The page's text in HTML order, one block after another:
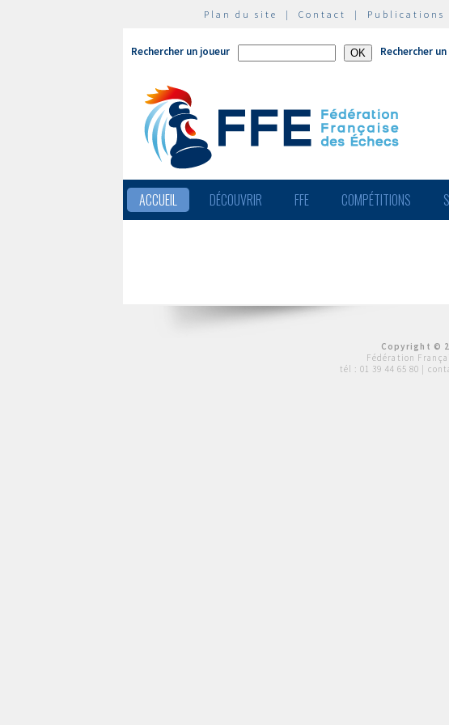
Plan du site | Contact | Publications
Rechercher un joueur Rechercher
ACCUEIL DÉCOUVRIR FFE COMPÉTITIONS
Copyright ©
Fédération
tél : 01 39 44 65 80 |